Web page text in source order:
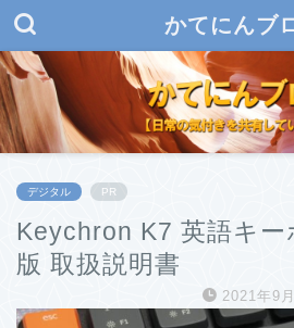
かてにんブ
デジタル PR
Keychron K7 英語キー
版 取扱説明書
2021年9